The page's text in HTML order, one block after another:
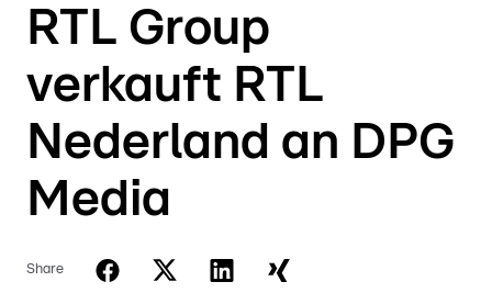
RTL Group
verkauft RTL
Nederland an DPG
Media
Share